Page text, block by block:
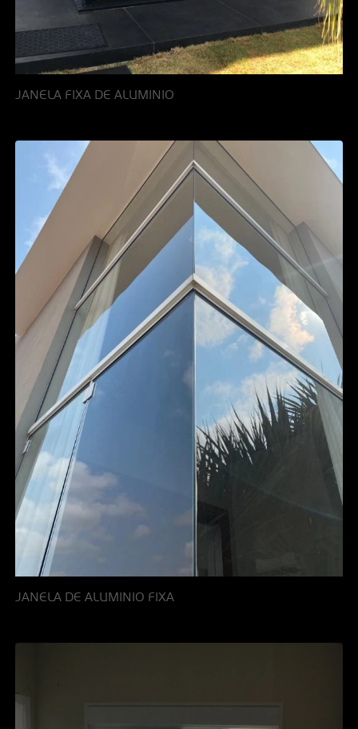
JANELA FIXA DE ALUMINIO
JANELA DE ALUMINIO FIXA